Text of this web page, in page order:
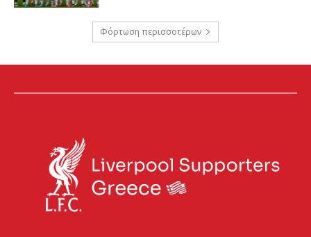
Φόρτωση περισσοτέρων